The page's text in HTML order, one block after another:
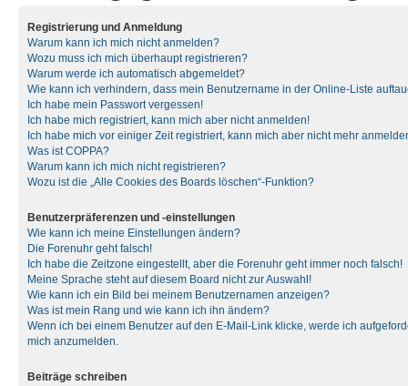
Registrierung und Anmeldung
Warum kann ich mich nicht anmelden?
Wozu muss ich mich überhaupt registrieren?
Warum werde ich automatisch abgemeldet?
Wie kann ich verhindern, dass mein Benutzername in der Online-Liste
Ich habe mein Passwort vergessen!
Ich habe mich registriert, kann mich aber nicht anmelden!
Ich habe mich vor einiger Zeit registriert, kann mich aber nicht mehr
Was ist COPPA?
Warum kann ich mich nicht registrieren?
Wozu ist die „Alle Cookies des Boards löschen“-Funktion?
Benutzerpräferenzen und -einstellungen
Wie kann ich meine Einstellungen ändern?
Die Forenuhr geht falsch!
Ich habe die Zeitzone eingestellt, aber die Forenuhr geht immer noch falsch!
Meine Sprache steht auf diesem Board nicht zur Auswahl!
Wie kann ich ein Bild bei meinem Benutzernamen anzeigen?
Was ist mein Rang und wie kann ich ihn ändern?
Wenn ich bei einem Benutzer auf den E-Mail-Link klicke, werde ich
mich anzumelden.
Beiträge schreiben